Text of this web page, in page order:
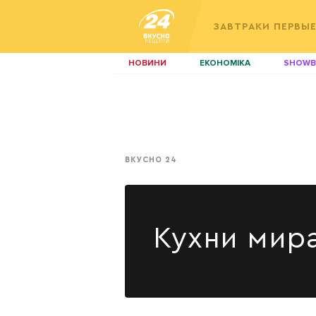
ЗАВТРАКИ
НОВИНИ ЕКОНОМІКА
ВКУСНО 24
Кухни